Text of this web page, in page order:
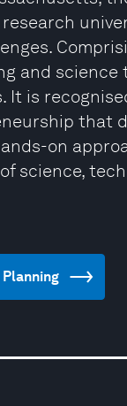
and
It is
that
on
science,